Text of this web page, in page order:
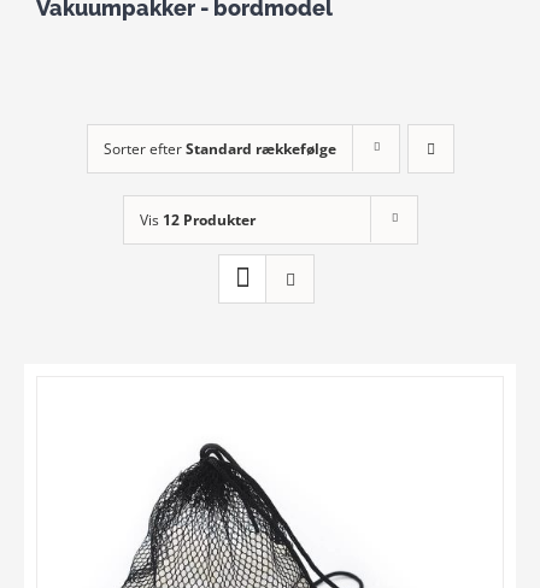
Vakuumpakker - bordmodel
Sorter efterStandard rækkefølge
Vis 12 Produkter